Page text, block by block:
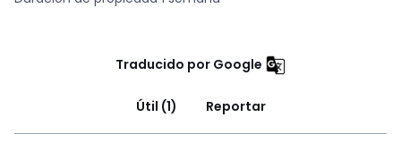
Traducido por Google
Útil (1) Reportar